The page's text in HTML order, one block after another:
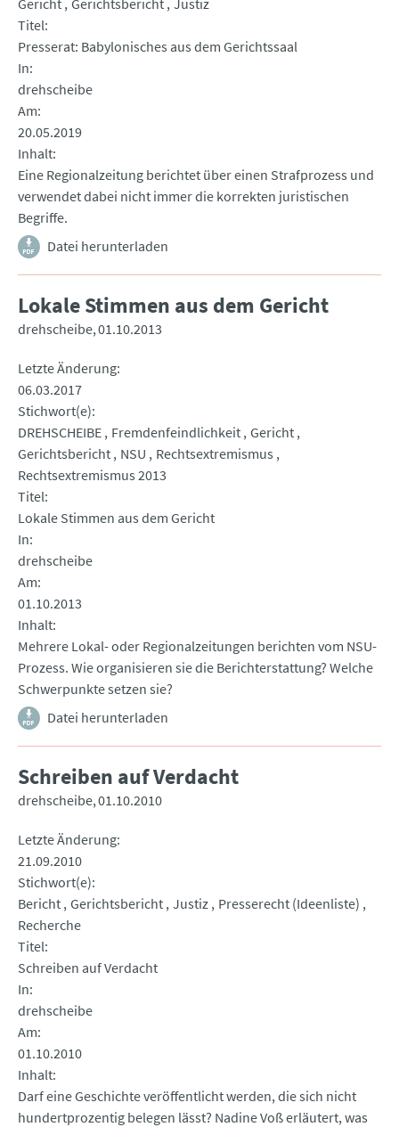
Gericht Gerichtsbericht Justiz
Titel
Presserat: Babylonisches aus dem Gerichtssaal
In
drehscheibe
Am
20.05.2019
Inhalt
Eine Regionalzeitung berichtet über einen Strafprozess und
verwendet dabei nicht immer die korrekten juristischen
Begriffe.
Datei herunterladen
Lokale Stimmen aus dem Gericht
drehscheibe 01.10.2013
Letzte Änderung
06.03.2017
Stichwort(e)
DREHSCHEIBE Fremdenfeindlichkeit Gericht
Gerichtsbericht NSU
Rechtsextremismus
Rechtsextremismus 2013
Titel
Lokale Stimmen aus dem Gericht
In
drehscheibe
Am
01.10.2013
Inhalt
Mehrere Lokal- oder Regionalzeitungen berichten vom NSU-
Prozess. Wie organisieren sie die Berichterstattung? Welche
Schwerpunkte setzen sie?
Datei herunterladen
Schreiben auf Verdacht
drehscheibe 01.10.2010
Letzte Änderung
21.09.2010
Stichwort(e)
Bericht Gerichtsbericht Justiz Presserecht (Ideenliste)
Recherche
Titel
Schreiben auf Verdacht
In
drehscheibe
Am
01.10.2010
Inhalt
Darf eine Geschichte veröffentlicht werden, die sich nicht
hundertprozentig belegen lässt? Nadine Voß erläutert, was